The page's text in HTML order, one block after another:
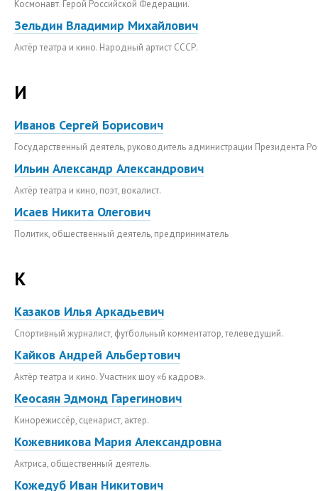
Космонавт. Герой Российской Федерации.
Зельдин Владимир Михайлович
Актёр театра и кино. Народный артист СССР.
И
Иванов Сергей Борисович
Государственный деятель, руководитель администрации Президента
Ильин Александр Александрович
Актёр театра и кино, поэт, вокалист.
Исаев Никита Олегович
Политик, общественный деятель, предприниматель
К
Казаков Илья Аркадьевич
Спортивный журналист, футбольный комментатор, телеведущий.
Кайков Андрей Альбертович
Актёр театра и кино. Участник шоу «6 кадров».
Кеосаян Эдмонд Гарегинович
Кинорежиссёр, сценарист, актер.
Кожевникова Мария Александровна
Актриса, общественный деятель.
Кожедуб Иван Никитович